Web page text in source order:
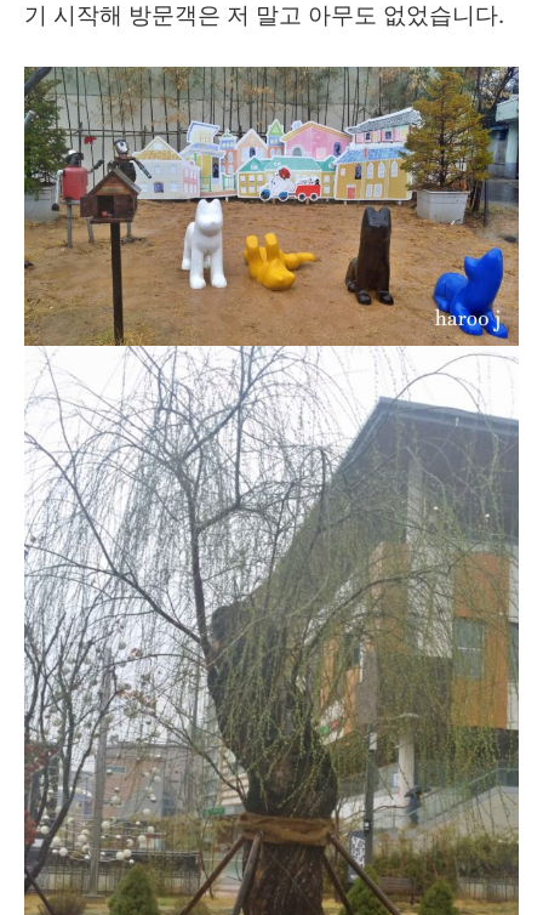
기 시작해 방문객은 저 말고 아무도 없었습니다.